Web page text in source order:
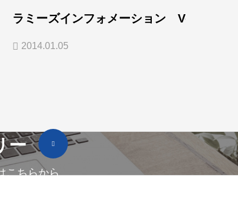
ラミーズインフォメーション Vol.9
2014.01.05
ー
こちらから